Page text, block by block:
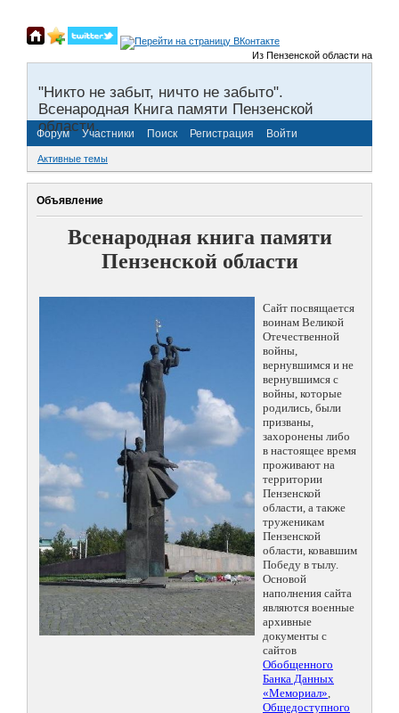
Из Пензенской области на
"Никто не забыт, ничто не забыто".
Всенародная Книга памяти Пензенской
области.
Форум Участники Поиск Регистрация Войти
Активные темы
Объявление
Всенародная книга памяти
Пензенской области
Сайт посвящается
воинам Великой
Отечественной
войны,
вернувшимся и не
вернувшимся с
войны, которые
родились, были
призваны,
захоронены либо
в настоящее время
проживают на
территории
Пензенской
области, а также
труженикам
Пензенской
области, ковавшим
Победу в тылу.
Основой
наполнения сайта
являются военные
архивные
документы с
сайтов
Обобщенного
Банка Данных
«Мемориал»,
Общедоступного